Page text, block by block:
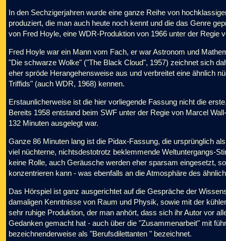
In den Sechzigerjahren wurde eine ganze Reihe von
produziert, die man auch heute noch kennt und die das Genre
von Fred Hoyle, eine WDR-Produktion von 1966 unter der Regie
Fred Hoyle war ein Mann vom Fach, er war Astronom und
"Die schwarze Wolke" ("The Black Cloud", 1957) zeichnet sich
eher spröde Herangehensweise aus und verbreitet eine ähnlich
Triffids" (auch WDR, 1968) kennen.
Erstaunlicherweise ist die hier vorliegende Fassung nicht die
Bereits 1958 entstand beim SWF unter der Regie von Marcel
132 Minuten ausgelegt war.
Ganze 86 Minuten lang ist die Pidax-Fassung, die ursprünglich
viel nüchterne, nichtsdestotrotz beklemmende Weltuntergangs-
keine Rolle, auch Geräusche werden eher sparsam eingesetzt,
konzentrieren kann - was ebenfalls an die Atmosphäre des
Das Hörspiel ist ganz ausgerichtet auf die Gespräche der
damaligen Kenntnisse von Raum und Physik, sowie mit der
sehr ruhige Produktion, der man anhört, dass sich ihr Autor vor
Gedanken gemacht hat - auch über die "Zusammenarbeit" mit
bezeichnenderweise als "Berufsdilettanten " bezeichnet.